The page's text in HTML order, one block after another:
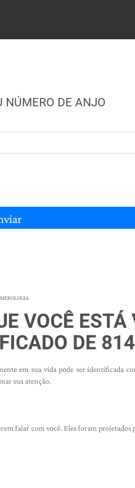
NÚMERO DE ANJO
VOCÊ ESTÁ
DE 814
em sua vida pode ser identificada
sua atenção.
falar com você. Eles foram